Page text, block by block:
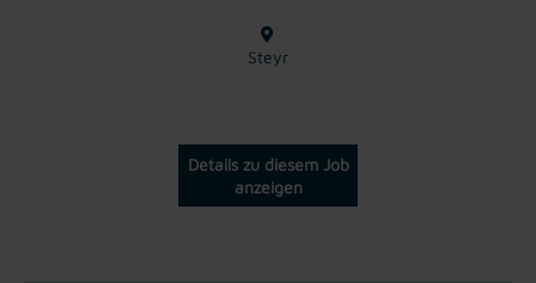
Steyr
Details zu diesem Job
anzeigen